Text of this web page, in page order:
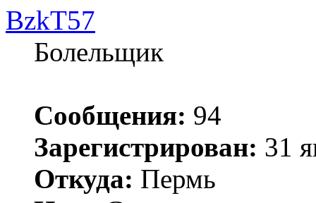
BzkT57
Болельщик
Сообщения: 94
Зарегистрирован: 31
Откуда: Пермь